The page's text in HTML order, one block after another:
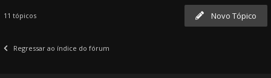
Novo Tópico
11 tópicos
Regressar ao índice do fórum